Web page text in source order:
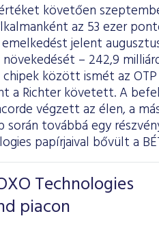
követően
az 53 ezer
jelent
– 242,9
között ismét az
a Richter követett. A
végzett az élen, a
továbbá egy
papírjaival bővült a
Technologies
piacon